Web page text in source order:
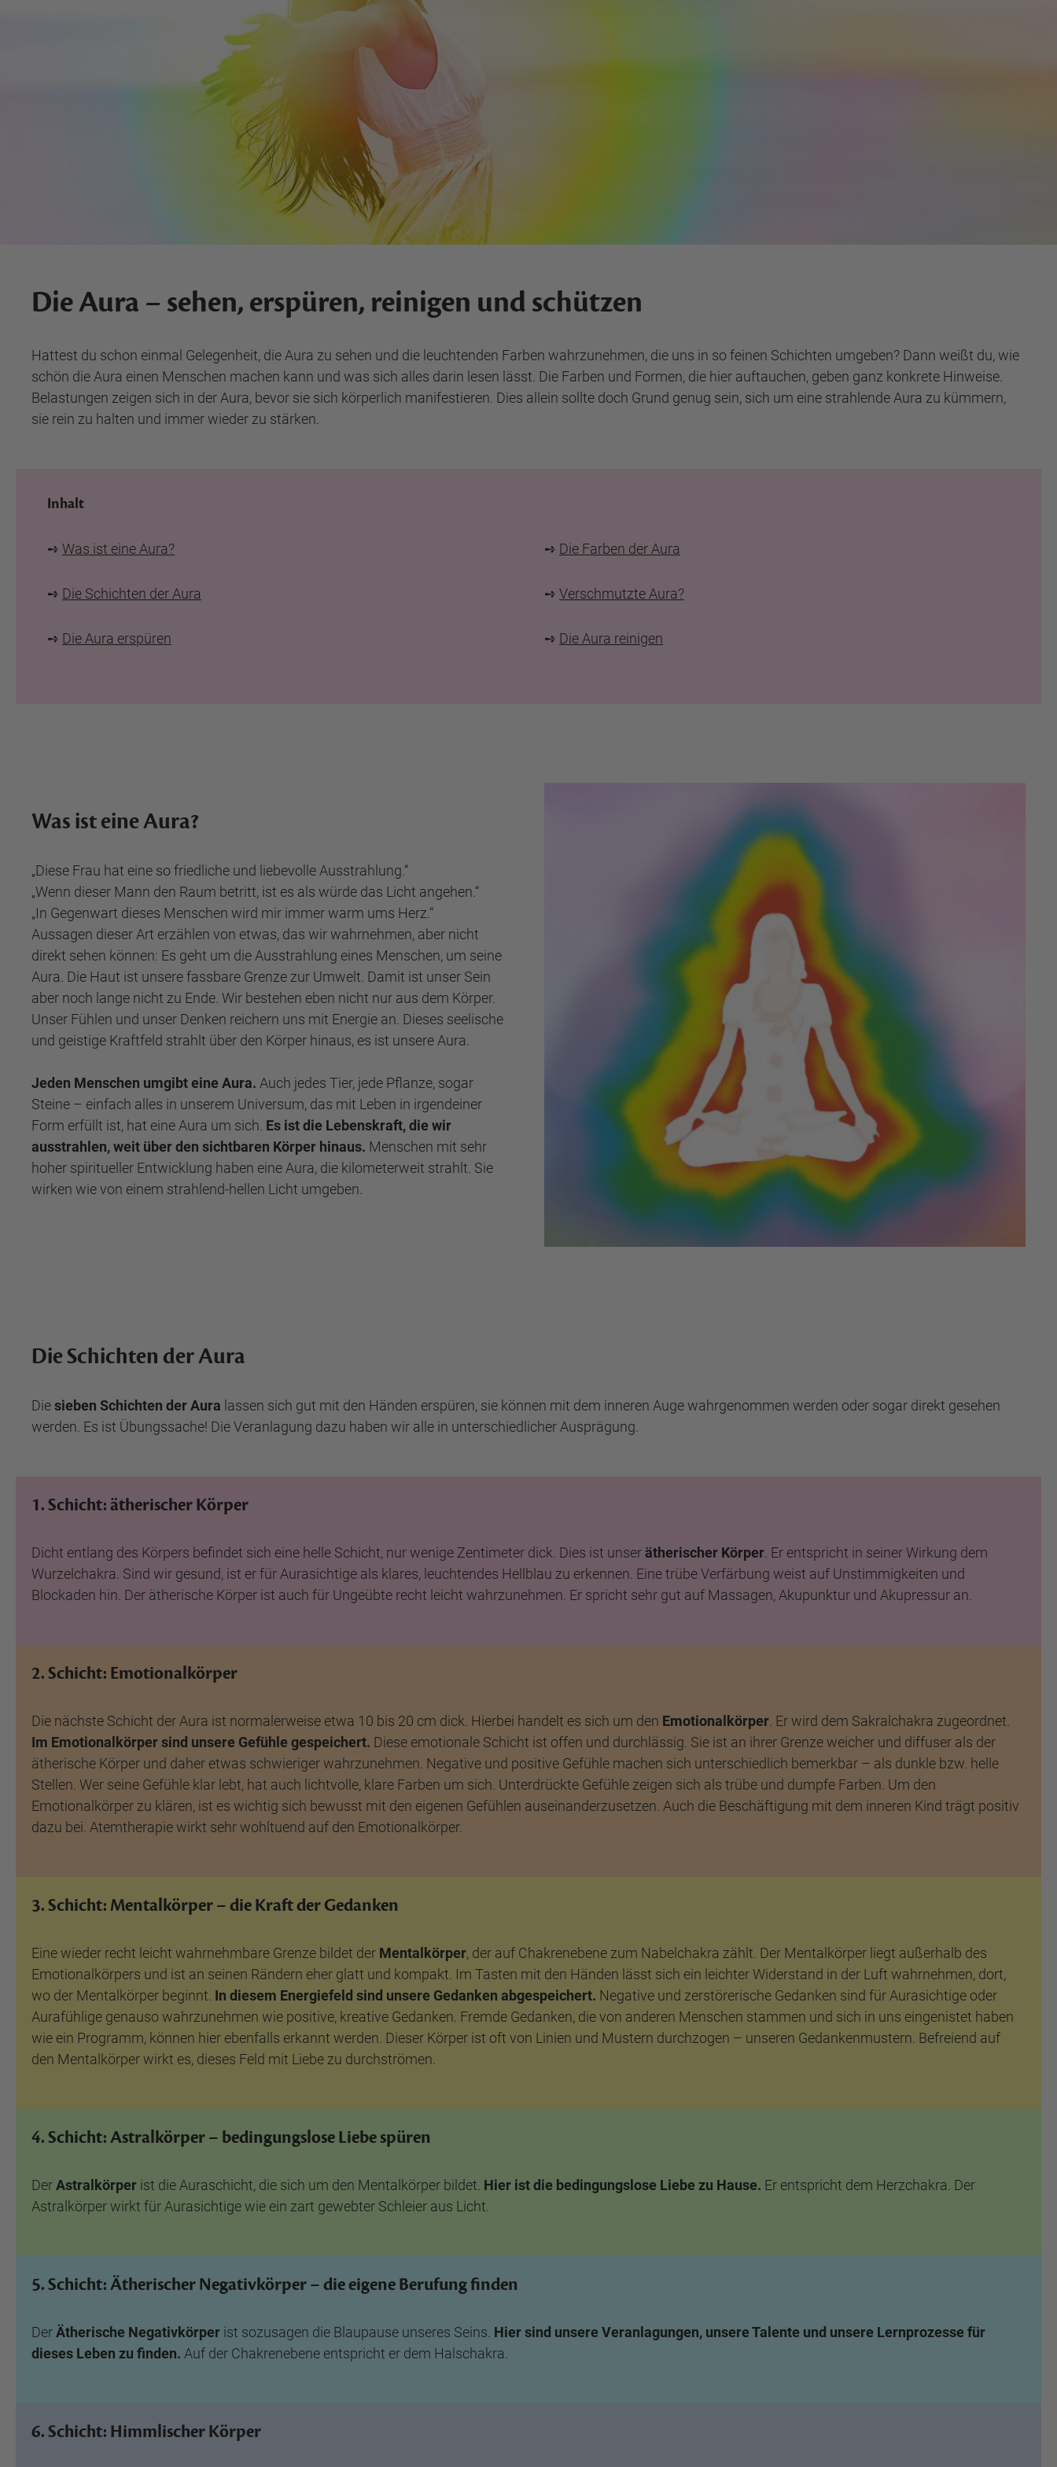
Die Aura – sehen, erspüren, reinigen und schützen
Hattest du schon einmal Gelegenheit, die Aura zu sehen und die leuchtenden Farben wahrzunehmen, die uns in so feinen Schichten umgeben? Dann weißt du, wie
schön die Aura einen Menschen machen kann und was sich alles darin lesen lässt. Die Farben und Formen, die hier auftauchen, geben ganz konkrete Hinweise.
Belastungen zeigen sich in der Aura, bevor sie sich körperlich manifestieren. Dies allein sollte doch Grund genug sein, sich um eine strahlende Aura zu kümmern,
sie rein zu halten und immer wieder zu stärken.
Inhalt
➺ Was ist eine Aura?
➺ Die Schichten der Aura
➺ Die Aura erspüren
➺ Die Farben der Aura
➺ Verschmutzte Aura?
➺ Die Aura reinigen
Was ist eine Aura?
„Diese Frau hat eine so friedliche und liebevolle Ausstrahlung.“
„Wenn dieser Mann den Raum betritt, ist es als würde das Licht angehen.“
„In Gegenwart dieses Menschen wird mir immer warm ums Herz.“
Aussagen dieser Art erzählen von etwas, das wir wahrnehmen, aber nicht
direkt sehen können: Es geht um die Ausstrahlung eines Menschen, um seine
Aura. Die Haut ist unsere fassbare Grenze zur Umwelt. Damit ist unser Sein
aber noch lange nicht zu Ende. Wir bestehen eben nicht nur aus dem Körper.
Unser Fühlen und unser Denken reichern uns mit Energie an. Dieses seelische
und geistige Kraftfeld strahlt über den Körper hinaus, es ist unsere Aura.
Jeden Menschen umgibt eine Aura. Auch jedes Tier, jede Pflanze, sogar
Steine – einfach alles in unserem Universum, das mit Leben in irgendeiner
Form erfüllt ist, hat eine Aura um sich. Es ist die Lebenskraft, die wir
ausstrahlen, weit über den sichtbaren Körper hinaus. Menschen mit sehr
hoher spiritueller Entwicklung haben eine Aura, die kilometerweit strahlt. Sie
wirken wie von einem strahlend-hellen Licht umgeben.
Die Schichten der Aura
Diesieben Schichten der Aura lassen sich gut mit den Händen erspüren, sie können mit dem inneren Auge wahrgenommen werden oder sogar direkt gesehen
werden. Es ist Übungssache! Die Veranlagung dazu haben wir alle in unterschiedlicher Ausprägung.
1. Schicht: ätherischer Körper
Dicht entlang des Körpers befindet sich eine helle Schicht, nur wenige Zentimeter dick. Dies ist unserätherischer Körper . Er entspricht in seiner Wirkung dem
Wurzelchakra. Sind wir gesund, ist er für Aurasichtige als klares, leuchtendes Hellblau zu erkennen. Eine trübe Verfärbung weist auf Unstimmigkeiten und
Blockaden hin. Der ätherische Körper ist auch für Ungeübte recht leicht wahrzunehmen. Er spricht sehr gut auf Massagen, Akupunktur und Akupressur an.
2. Schicht: Emotionalkörper
Die nächste Schicht der Aura ist normalerweise etwa 10 bis 20 cm dick. Hierbei handelt es sich um den Emotionalkörper . Er wird dem Sakralchakra zugeordnet.
Im Emotionalkörper sind unsere Gefühle gespeichert. Diese emotionale Schicht ist offen und durchlässig. Sie ist an ihrer Grenze weicher und diffuser als der
ätherische Körper und daher etwas schwieriger wahrzunehmen. Negative und positive Gefühle machen sich unterschiedlich bemerkbar – als dunkle bzw. helle
Stellen. Wer seine Gefühle klar lebt, hat auch lichtvolle, klare Farben um sich. Unterdrückte Gefühle zeigen sich als trübe und dumpfe Farben. Um den
Emotionalkörper zu klären, ist es wichtig sich bewusst mit den eigenen Gefühlen auseinanderzusetzen. Auch die Beschäftigung mit dem inneren Kind trägt positiv
dazu bei. Atemtherapie wirkt sehr wohltuend auf den Emotionalkörper.
3. Schicht: Mentalkörper – die Kraft der Gedanken
Eine wieder recht leicht wahrnehmbare Grenze bildet der Mentalkörper, der auf Chakrenebene zum Nabelchakra zählt. Der Mentalkörper liegt außerhalb des
Emotionalkörpers und ist an seinen Rändern eher glatt und kompakt. Im Tasten mit den Händen lässt sich ein leichter Widerstand in der Luft wahrnehmen, dort,
wo der Mentalkörper beginnt. In diesem Energiefeld sind unsere Gedanken abgespeichert. Negative und zerstörerische Gedanken sind für Aurasichtige oder
Aurafühlige genauso wahrzunehmen wie positive, kreative Gedanken. Fremde Gedanken, die von anderen Menschen stammen und sich in uns eingenistet haben
wie ein Programm, können hier ebenfalls erkannt werden. Dieser Körper ist oft von Linien und Mustern durchzogen – unseren Gedankenmustern. Befreiend auf
den Mentalkörper wirkt es, dieses Feld mit Liebe zu durchströmen.
4. Schicht: Astralkörper – bedingungslose Liebe spüren
DerAstralkörper ist die Auraschicht, die sich um den Mentalkörper bildet. Hier ist die bedingungslose Liebe zu Hause. Er entspricht dem Herzchakra. Der
Astralkörper wirkt für Aurasichtige wie ein zart gewebter Schleier aus Licht.
5. Schicht: Ätherischer Negativkörper – die eigene Berufung finden
DerÄtherische Negativkörper ist sozusagen die Blaupause unseres Seins. Hier sind unsere Veranlagungen, unsere Talente und unsere Lernprozesse für
dieses Leben zu finden. Auf der Chakrenebene entspricht er dem Halschakra.
6. Schicht: Himmlischer Körper